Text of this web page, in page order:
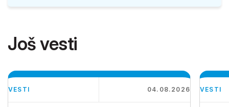
Još vesti
VESTI 04.08.2026 VESTI